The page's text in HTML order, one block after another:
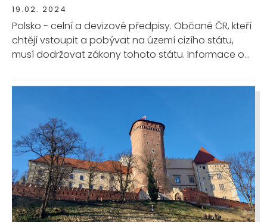
19.02. 2024
Polsko - celní a devizové předpisy. Občané ČR, kteří
chtějí vstoupit a pobývat na území cizího státu,
musí dodržovat zákony tohoto státu. Informace o
poskytuje příslušný zastupitelský úřad daného